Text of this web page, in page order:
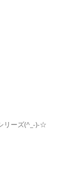
リーズ(^_-)-☆